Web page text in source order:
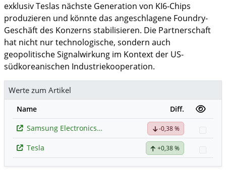
exklusiv Teslas nächste Generation von KI6-Chips
produzieren und könnte das angeschlagene Foundry-
Geschäft des Konzerns stabilisieren. Die Partnerschaft
hat nicht nur technologische, sondern auch
geopolitische Signalwirkung im Kontext der US-
südkoreanischen Industriekooperation.
Werte zum Artikel
Name
Diff.
Samsung Electronics (Spons. GDR)
-0,38 %
Tesla
+0,38 %